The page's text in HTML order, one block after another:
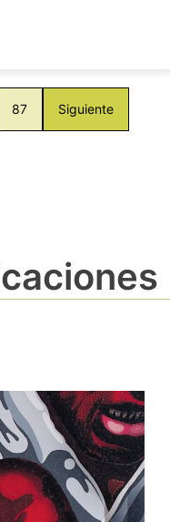
87 Siguiente